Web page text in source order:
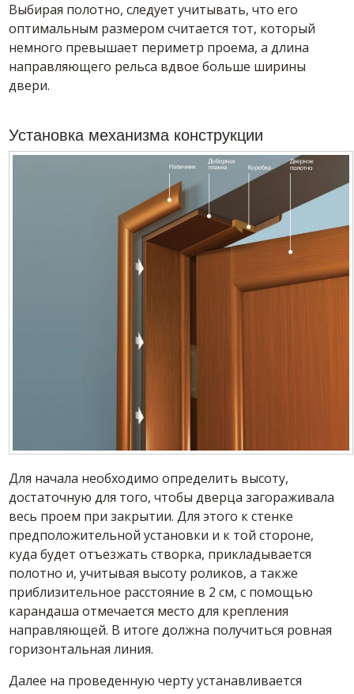
Выбирая полотно, следует учитывать, что его
оптимальным размером считается тот, который
немного превышает периметр проема, а длина
направляющего рельса вдвое больше ширины
двери.
Установка механизма конструкции
Для начала необходимо определить высоту,
достаточную для того, чтобы дверца загораживала
весь проем при закрытии. Для этого к стенке
предположительной установки и к той стороне,
куда будет отъезжать створка, прикладывается
полотно и, учитывая высоту роликов, а также
приблизительное расстояние в 2 см, с помощью
карандаша отмечается место для крепления
направляющей. В итоге должна получиться ровная
горизонтальная линия.
Далее на проведенную черту устанавливается